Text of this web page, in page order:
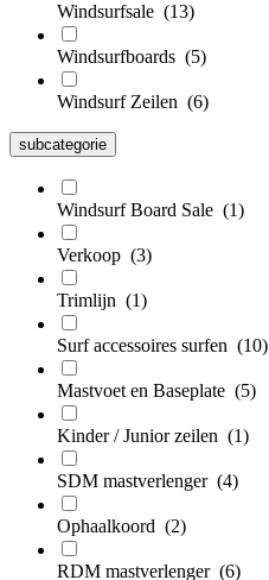
Windsurfsale (13)
Windsurfboards (5)
Windsurf Zeilen (6)
subcategorie
Windsurf Board Sale (1)
Verkoop (3)
Trimlijn (1)
Surf accessoires surfen (10)
Mastvoet en Baseplate (5)
Kinder / Junior zeilen (1)
SDM mastverlenger (4)
Ophaalkoord (2)
RDM mastverlenger (6)